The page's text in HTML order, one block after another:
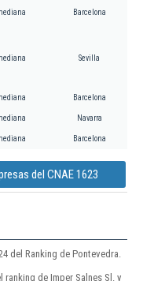
Barcelona
Sevilla
Barcelona
Navarra
Barcelona
del CNAE 1623
del Ranking de Pontevedra.
de Imper Salnes Sl. y